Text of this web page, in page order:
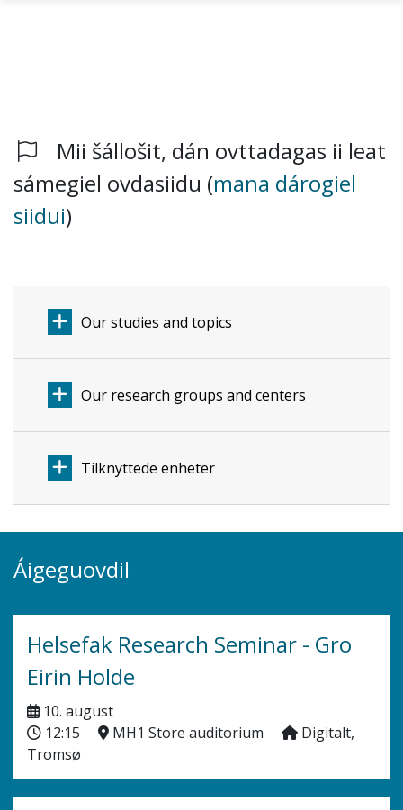
Gå til hovedinnhold
Mii šállošit, dán ovttadagas ii leat
sámegiel ovdasiidu (mana dárogiel
siidui)
Our studies and topics
Our research groups and centers
Tilknyttede enheter
Áigeguovdil
Helsefak Research Seminar - Gro
Eirin Holde
10. august
12:15
MH1 Store auditorium
Digitalt,
Tromsø